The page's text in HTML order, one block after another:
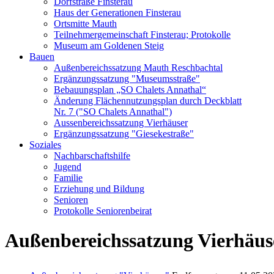
Haus der Generationen Finsterau
Ortsmitte Mauth
Teilnehmergemeinschaft Finsterau; Protokolle
Museum am Goldenen Steig
Bauen
Außenbereichssatzung Mauth Reschbachtal
Ergänzungssatzung "Museumsstraße"
Bebauungsplan „SO Chalets Annathal“
Änderung Flächennutzungsplan durch Deckblatt
Nr. 7 ("SO Chalets Annathal")
Aussenbereichssatzung Vierhäuser
Ergänzungssatzung "Giesekestraße"
Soziales
Nachbarschaftshilfe
Jugend
Familie
Erziehung und Bildung
Senioren
Protokolle Seniorenbeirat
Außenbereichssatzung